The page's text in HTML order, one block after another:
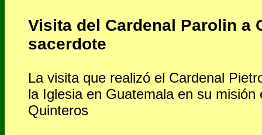
Visita del Cardenal Parolin a
sacerdote
La visita que realizó el Cardenal
la Iglesia en Guatemala en su
Quinteros